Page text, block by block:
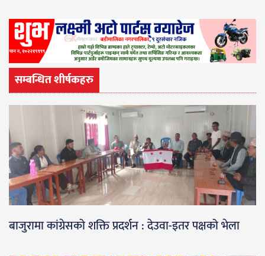
सम्बन्धित शीर्षकहरु
बाजुरामा कांग्रेसको शक्ति प्रदर्शन : देउवा-इतर पक्षको भेला